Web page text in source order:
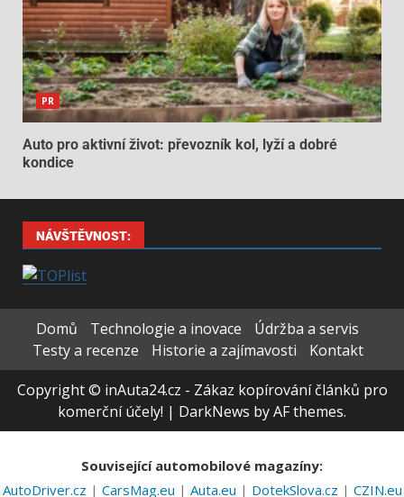
PR
Auto pro aktivní život: převozník kol, lyží a dobré
kondice
NÁVŠTĚVNOST:
Domů Technologie a inovace
Údržba a servis
Testy a recenze
Historie a zajímavosti
Kontakt
Copyright © inAuta24.cz - Zákaz kopírování článků pro
komerční účely! | DarkNews by AF themes.
Související automobilové magazíny:
AutoDriver.cz | CarsMag.eu | Auta.eu | DotekSlova.cz | CZIN.eu